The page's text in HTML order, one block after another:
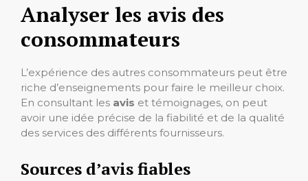
Analyser les avis des
consommateurs
L’expérience des autres consommateurs peut être
riche d’enseignements pour faire le meilleur choix.
En consultant les avis et témoignages, on peut
avoir une idée précise de la fiabilité et de la qualité
des services des différents fournisseurs.
Sources d’avis fiables